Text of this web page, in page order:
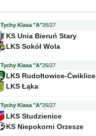
Tychy Klasa "A"26/27
KS Unia Bieruń Stary
LKS Sokół Wola
Tychy Klasa "A"26/27
LKS Rudołtowice-Ćwiklice
LKS Łąka
Tychy Klasa "A"26/27
LKS Studzienice
KS Niepokorni Orzesze